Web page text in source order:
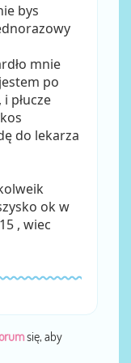
bys
mnie
po
płucze
do lekarza
ok w
, wiec
się, aby